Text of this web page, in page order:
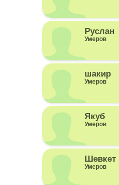
Руслан
Умеров
шакир
Умеров
Якуб
Умеров
Шевкет
Умеров